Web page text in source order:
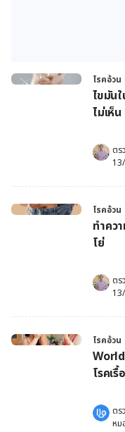
โรคอ้วน
ไขมัน
ไม่เห็
ตร
โรคอ้วน
ทำคว
โย่
ตร
โรคอ้วน
โรคเ
ตร
หม